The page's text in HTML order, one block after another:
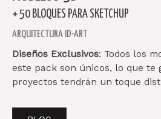
+ 50 BLOQUES PARA SKETCHUP
ARQUITECTURA ID-ART
Diseños Exclusivos: Todos los
este pack son únicos, lo que te
proyectos tendrán un toque